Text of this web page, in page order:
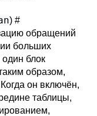
) #
обращений
больших
блок
образом,
он включён,
таблицы,